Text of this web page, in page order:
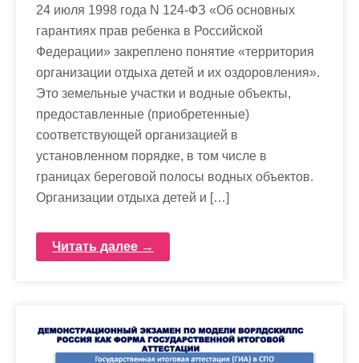
24 июля 1998 года N 124-ФЗ «Об основных
гарантиях прав ребенка в Российской
Федерации» закреплено понятие «территория
организации отдыха детей и их оздоровления».
Это земельные участки и водные объекты,
предоставленные (приобретенные)
соответствующей организацией в
установленном порядке, в том числе в
границах береговой полосы водных объектов.
Организации отдыха детей и […]
Читать далее →